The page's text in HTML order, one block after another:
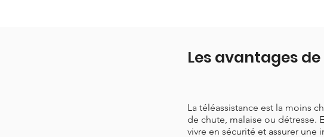
Les avantages
La téléassistance est la moins
de chute, malaise ou détresse.
vivre en sécurité et assurer